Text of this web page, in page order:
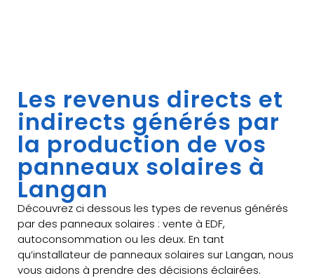
Les revenus directs et
indirects générés par
la production de vos
panneaux solaires à
Langan
Découvrez ci dessous les types de revenus générés
par des panneaux solaires : vente à EDF,
autoconsommation ou les deux. En tant
qu’installateur de panneaux solaires sur Langan, nous
vous aidons à prendre des décisions éclairées.